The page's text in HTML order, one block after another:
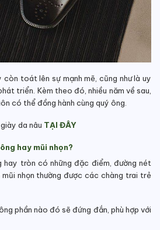
còn toát lên sự mạnh mẽ, cũng như là uy
triển. Kèm theo đó, nhiều năm về sau,
có thể đồng hành cùng quý ông.
da nâu TẠI ĐÂY
hay mũi nhọn?
hay tròn có những đặc điểm, đường nét
nhọn thường được các chàng trai trẻ
phần nào đó sẽ đứng đắn, phù hợp với